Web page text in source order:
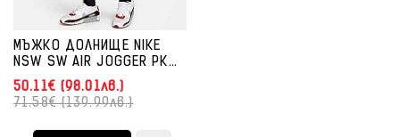
МЪЖКО ДОЛНИЩЕ NIKE
NSW SW AIR JOGGER PK
ЧЕРНО
50.11€ (98.01лв.)
71.58€ (139.99лв.)